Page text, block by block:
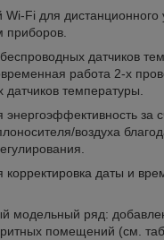
Wi-Fi для дистанционного
приборов.
датчиков
работа 2-х
датчиков температуры.
за
воздуха
корректировка даты и
модельный ряд:
помещений (см.